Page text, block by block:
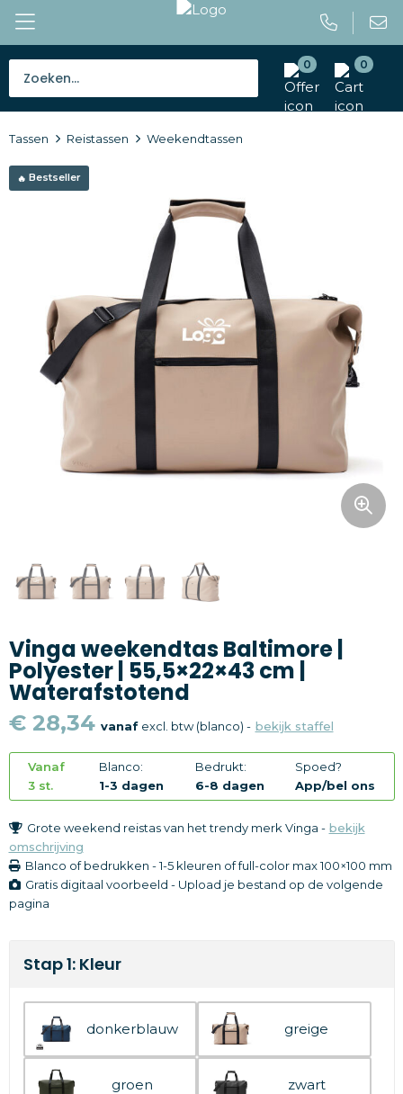
0 0
Tassen
Caps en mutsen
Paraplu's
Outdoor en vrije tijd
Gereedschap en veiligheid
Snoepgoed
Home en living
Kantoorartikelen
Gadgets
Textiel
Thema
Merken
Tassen Reistassen Weekendtassen
Bestseller
Vinga weekendtas Baltimore |
Polyester | 55,5×22×43 cm |
Waterafstotend
€ 28,34 vanafexcl. btw (blanco) - bekijk staffel
Vanaf
3 st.
Blanco:
1-3 dagen
Bedrukt:
6-8 dagen
Spoed?
App/bel ons
Grote weekend reistas van het trendy merk Vinga -bekijk
omschrijving
Blanco of bedrukken -1-5 kleuren of full-color max 100×100 mm
Gratis digitaal voorbeeld - Upload je bestand op de volgende
pagina
Stap 1: Kleur
donkerblauw greige
groen zwart